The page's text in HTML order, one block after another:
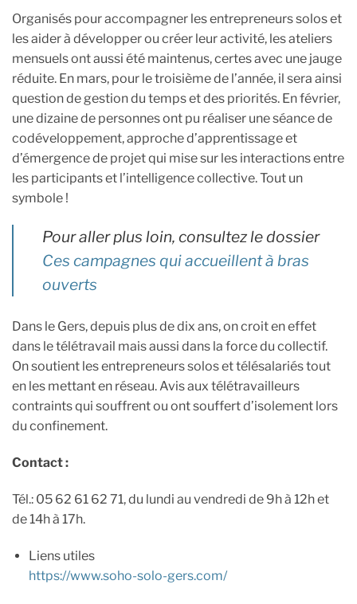
Organisés pour accompagner les entrepreneurs solos et
les aider à développer ou créer leur activité, les ateliers
mensuels ont aussi été maintenus, certes avec une jauge
réduite. En mars, pour le troisième de l’année, il sera ainsi
question de gestion du temps et des priorités. En février,
une dizaine de personnes ont pu réaliser une séance de
codéveloppement, approche d’apprentissage et
d’émergence de projet qui mise sur les interactions entre
les participants et l’intelligence collective. Tout un
symbole !
Pour aller plus loin, consultez le dossier
Ces campagnes qui accueillent à bras
ouverts
Dans le Gers, depuis plus de dix ans, on croit en effet
dans le télétravail mais aussi dans la force du collectif.
On soutient les entrepreneurs solos et télésalariés tout
en les mettant en réseau. Avis aux télétravailleurs
contraints qui souffrent ou ont souffert d’isolement lors
du confinement.
Contact :
Tél.: 05 62 61 62 71, du lundi au vendredi de 9h à 12h et
de 14h à 17h.
Liens utiles
https://www.soho-solo-gers.com/